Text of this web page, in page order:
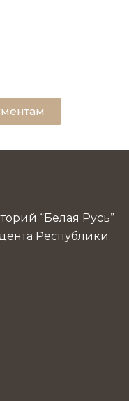
“Белая Русь”
Республики